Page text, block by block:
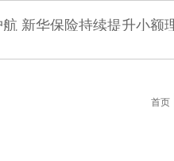
新华保险持续提升小额
首页